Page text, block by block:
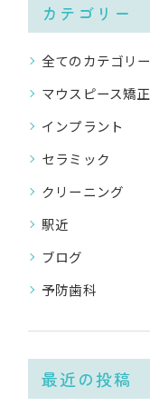
カテゴリー
全てのカテゴリー
マウスピース矯正
インプラント
セラミック
クリーニング
駅近
ブログ
予防歯科
最近の投稿